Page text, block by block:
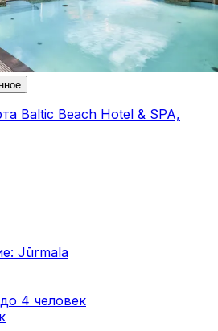
Baltic Beach Hotel & SPA,
Jūrmala
4 человек